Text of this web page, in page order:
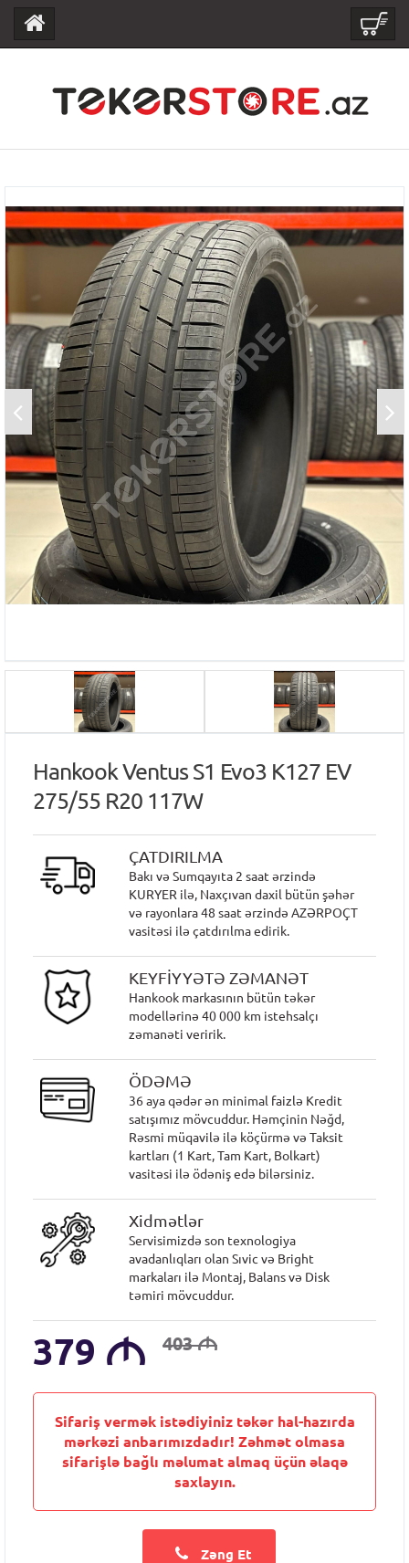
Hankook Ventus S1 Evo3 K127 EV
275/55 R20 117W
ÇATDIRILMA
Bakı və Sumqayıta 2 saat ərzində
KURYER ilə, Naxçıvan daxil bütün şəhər
və rayonlara 48 saat ərzində AZƏRPOÇT
vasitəsi ilə çatdırılma edirik.
KEYFİYYƏTƏ ZƏMANƏT
Hankook markasının bütün təkər
modellərinə 40 000 km istehsalçı
zəmanəti veririk.
ÖDƏMƏ
36 aya qədər ən minimal faizlə Kredit
satışımız mövcuddur. Həmçinin Nəğd,
Rəsmi müqavilə ilə köçürmə və Taksit
kartları (1 Kart, Tam Kart, Bolkart)
vasitəsi ilə ödəniş edə bilərsiniz.
Xidmətlər
Servisimizdə son texnologiya
avadanlıqları olan Sıvic və Bright
markaları ilə Montaj, Balans və Disk
təmiri mövcuddur.
379 M 403M
Sifariş vermək istədiyiniz təkər hal-hazırda
mərkəzi anbarımızdadır! Zəhmət olmasa
sifarişlə bağlı məlumat almaq üçün əlaqə
saxlayın.
Zəng Et